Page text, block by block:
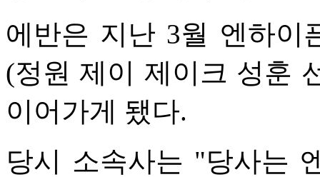
에반은 지난 3월 엔하이
(정원 제이 제이크 성훈
이어가게 됐다.
당시 소속사는 "당사는